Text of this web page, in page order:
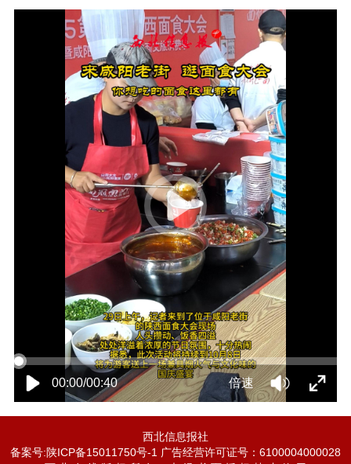
00:00/00:40 倍速
西北信息报社
备案号:陕ICP备15011750号-1 广告经营许可证号：6100004000028